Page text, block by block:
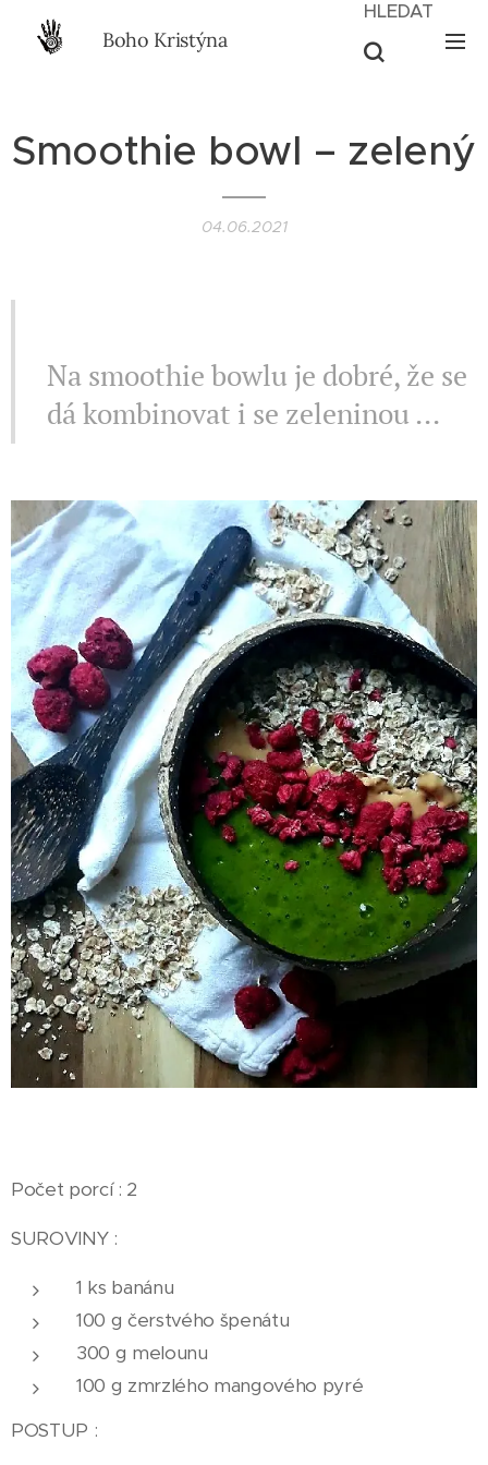
Boho Kristýna
HLEDAT
Smoothie bowl – zelený
04.06.2021
Na smoothie bowlu je dobré, že se
dá kombinovat i se zeleninou ...
Počet porcí : 2
SUROVINY :
1 ks banánu
100 g čerstvého špenátu
300 g melounu
100 g zmrzlého mangového pyré
POSTUP :